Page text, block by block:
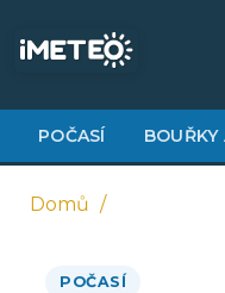
obsahu
POČASÍ
Domů
POČASÍ